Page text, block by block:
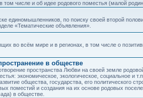
том числе и об идее родового поместья (малой
единомышленников, по поиску своей второй
«Тематические объявления».
во всём мире и в регионах, в том числе о
в обществе
пространства Любви на своей земле
экономическое, экологическое, социальное и
общества, государства, его политического
поместий и создания на их основе родовых
в обществе.